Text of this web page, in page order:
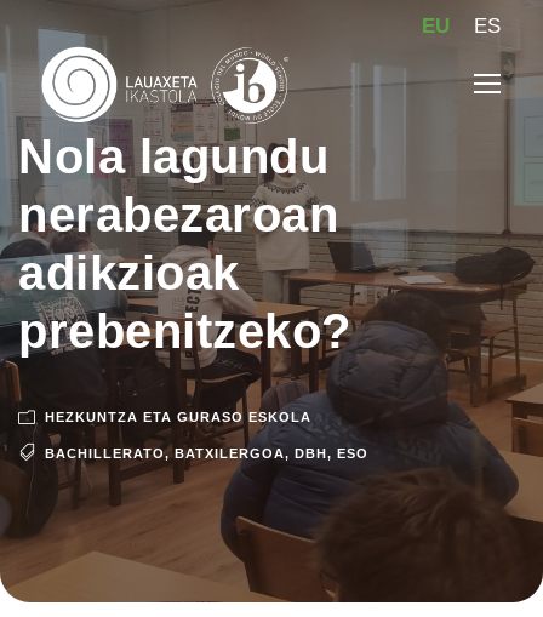
EU ES
Nola lagundu
nerabezaroan
adikzioak
prebenitzeko?
HEZKUNTZA ETA GURASO ESKOLA
BACHILLERATO, BATXILERGOA, DBH, ESO